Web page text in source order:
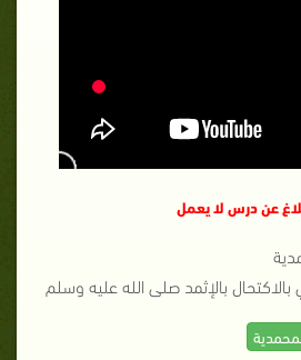
عن درس لا يعمل
بالإثمد صلى الله عليه وسلم